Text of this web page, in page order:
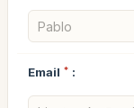
Email * :